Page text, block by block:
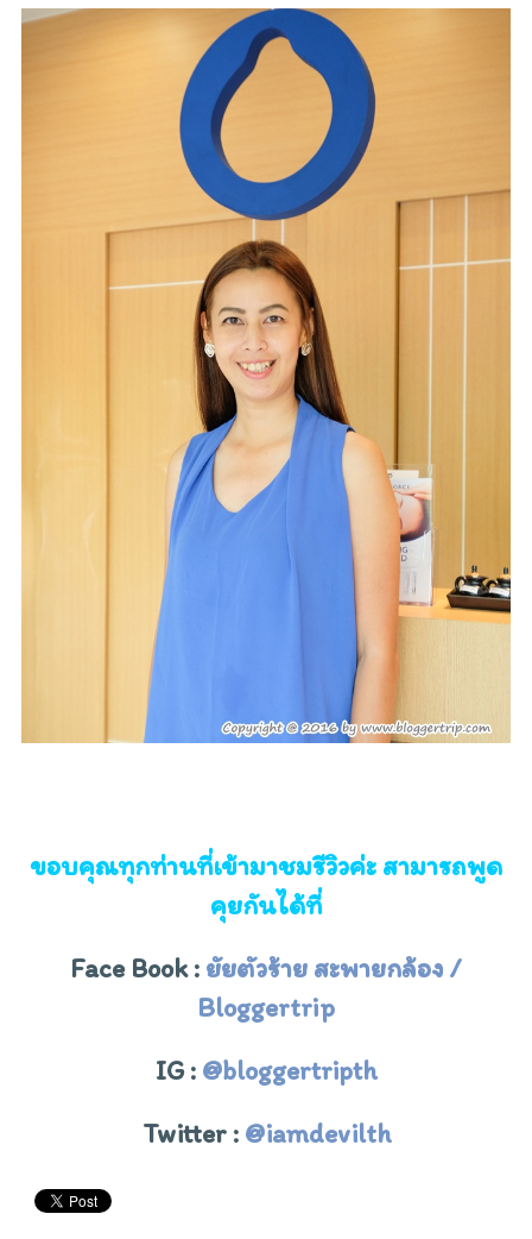
ขอบคุณทุกท่านที่เข้ามาชมรีวิวค่ะ สามารถพูด
คุยกันได้ที่
Face Book : ยัยตัวร้าย สะพายกล้อง /
Bloggertrip
IG : @bloggertripth
Twitter : @iamdevilth